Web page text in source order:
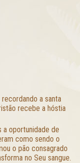
a santa
recebe a hóstia
a oportunidade de
como sendo o
o pão consagrado
no Seu sangue.